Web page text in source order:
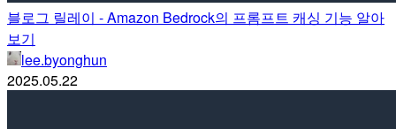
블로그 릴레이 - Amazon Bedrock의 프롬프트 캐싱 기능 알아
보기
lee.byonghun
2025.05.22